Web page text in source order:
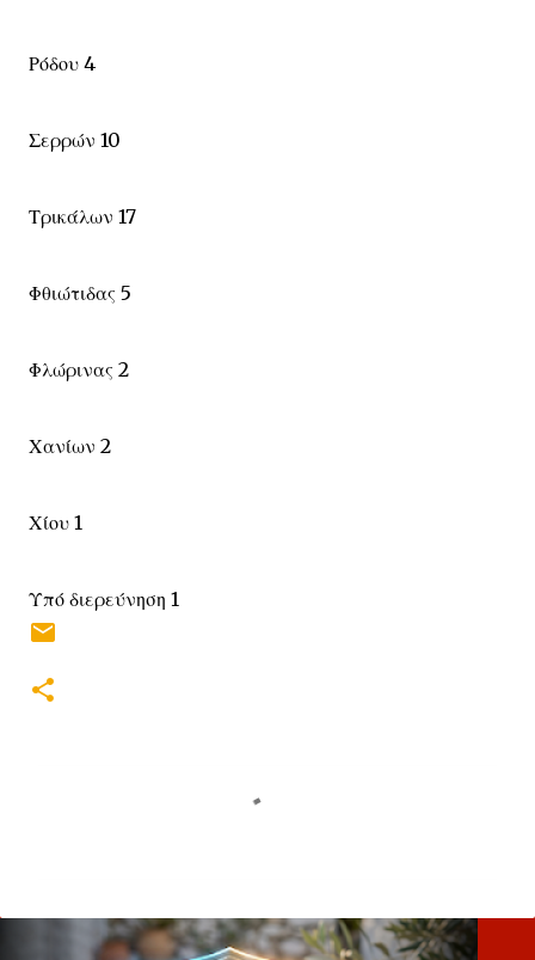
Ρόδου 4
Σερρών 10
Τρικάλων 17
Φθιώτιδας 5
Φλώρινας 2
Χανίων 2
Χίου 1
Υπό διερεύνηση 1
λ